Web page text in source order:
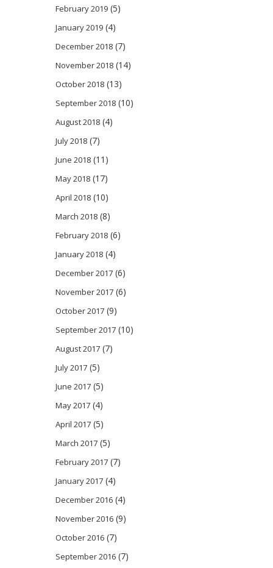
February 2019 (5)
January 2019 (4)
December 2018 (7)
November 2018 (14)
October 2018 (13)
September 2018 (10)
August 2018 (4)
July 2018 (7)
June 2018 (11)
May 2018 (17)
April 2018 (10)
March 2018 (8)
February 2018 (6)
January 2018 (4)
December 2017 (6)
November 2017 (6)
October 2017 (9)
September 2017 (10)
August 2017 (7)
July 2017 (5)
June 2017 (5)
May 2017 (4)
April 2017 (5)
March 2017 (5)
February 2017 (7)
January 2017 (4)
December 2016 (4)
November 2016 (9)
October 2016 (7)
September 2016 (7)